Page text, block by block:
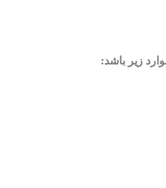
زیر باشد: